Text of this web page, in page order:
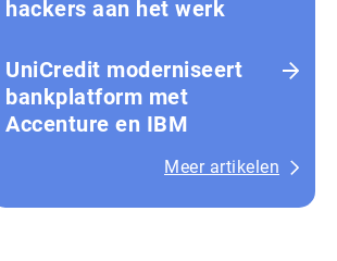
hackers aan het werk
UniCredit moderniseert
bankplatform met
Accenture en IBM
Meer artikelen